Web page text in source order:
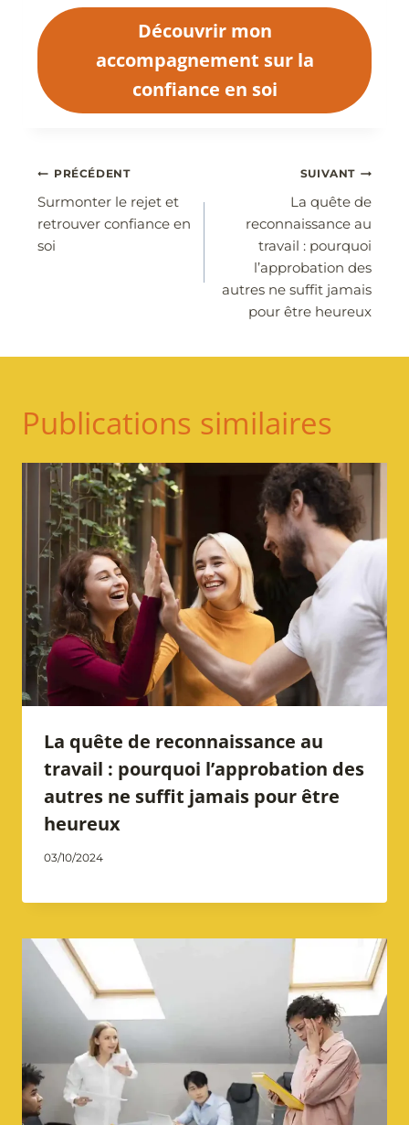
Découvrir mon
accompagnement sur la
confiance en soi
Navigation
de
l’article
PRÉCÉDENT
Surmonter le rejet et
retrouver confiance en
soi
SUIVANT
La quête de
reconnaissance au
travail : pourquoi
l’approbation des
autres ne suffit jamais
pour être heureux
Publications similaires
La quête de reconnaissance au
travail : pourquoi l’approbation des
autres ne suffit jamais pour être
heureux
Par
03/10/2024